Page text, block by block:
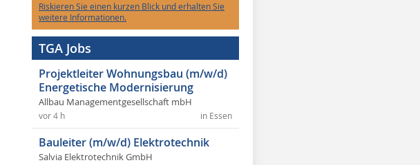
Riskieren Sie einen kurzen Blick und erhalten Sie
weitere Informationen.
TGA Jobs
Projektleiter Wohnungsbau (m/w/d)
Energetische Modernisierung
Allbau Managementgesellschaft mbH
in Essen
vor 4 h
Bauleiter (m/w/d) Elektrotechnik
Salvia Elektrotechnik GmbH